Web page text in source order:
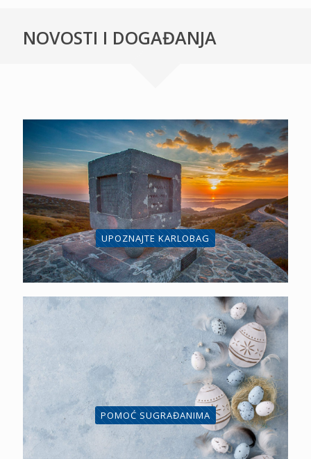
NOVOSTI I DOGAĐANJA
UPOZNAJTE KARLOBAG
POMOĆ SUGRAĐANIMA